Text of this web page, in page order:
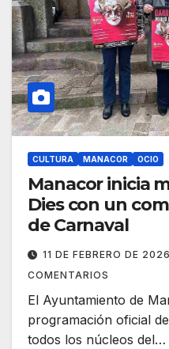
CULTURA MANACOR OCIO
Manacor inicia
Dies con un
de Carnaval
11 DE FEBRERO DE 2026
COMENTARIOS
El Ayuntamiento de
programación oficial
todos los núcleos del…